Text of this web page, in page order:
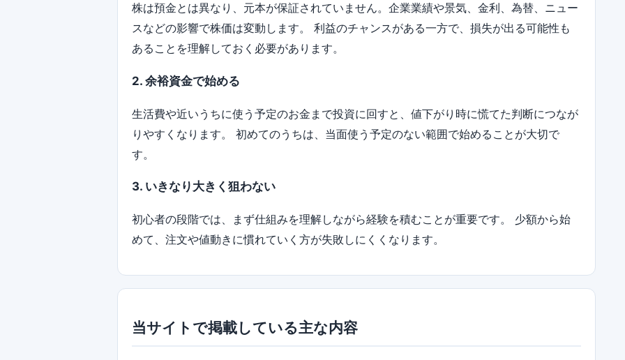
株は預金とは異なり、元本が保証されていません。企業業績や景気、金利、為替、ニュー
スなどの影響で株価は変動します。 利益のチャンスがある一方で、損失が出る可能性も
あることを理解しておく必要があります。
2. 余裕資金で始める
生活費や近いうちに使う予定のお金まで投資に回すと、値下がり時に慌てた判断につなが
りやすくなります。 初めてのうちは、当面使う予定のない範囲で始めることが大切で
す。
3. いきなり大きく狙わない
初心者の段階では、まず仕組みを理解しながら経験を積むことが重要です。 少額から始
めて、注文や値動きに慣れていく方が失敗しにくくなります。
当サイトで掲載している主な内容